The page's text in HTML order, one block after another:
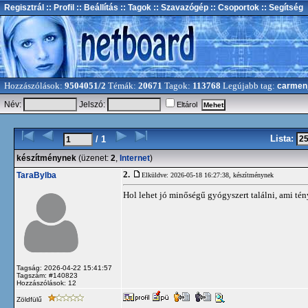
Regisztrál :: Profil :: Beállítás :: Tagok :: Szavazógép :: Csoportok :: Segítség
Hozzászólások: 9504051/2 Témák: 20671 Tagok: 113768 Legújabb tag:
Név:
Jelszó: Eltárol
/ 1 Lista:
készítménynek (üzenet: 2, Internet)
TaraBylba
Tagság: 2026-04-22 15:41:57
Tagszám: #140823
Hozzászólások: 12
2. Elküldve: 2026-05-18 16:27:38, készítménynek
Hol lehet jó minőségű gyógyszert találni, ami
Zöldfülű